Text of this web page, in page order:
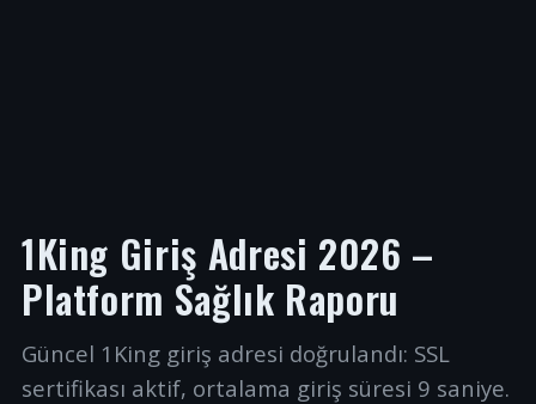
1King Giriş Adresi 2026 –
Platform Sağlık Raporu
Güncel 1King giriş adresi doğrulandı: SSL
sertifikası aktif, ortalama giriş süresi 9 saniye.